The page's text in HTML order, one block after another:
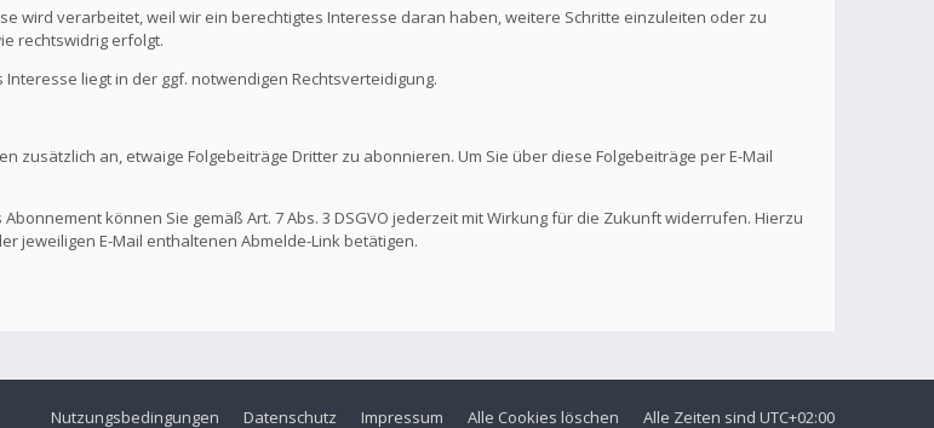
wird verarbeitet, weil wir ein berechtigtes Interesse daran haben, weitere Schritte einzuleiten oder zu
rechtswidrig erfolgt.
Interesse liegt in der ggf. notwendigen Rechtsverteidigung.
an, etwaige Folgebeiträge Dritter zu abonnieren. Um Sie über diese Folgebeiträge per E-Mail
können Sie gemäß Art. 7 Abs. 3 DSGVO jederzeit mit Wirkung für die Zukunft widerrufen. Hierzu
jeweiligen E-Mail enthaltenen Abmelde-Link betätigen.
Alle Zeiten sind UTC+02:00
Alle Cookies löschen
Impressum
Datenschutz
Nutzungsbedingungen